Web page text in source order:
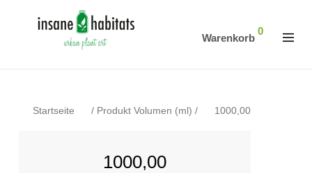
Warenkorb
0
Startseite / Produkt Volumen (ml) / 1000,00
1000,00